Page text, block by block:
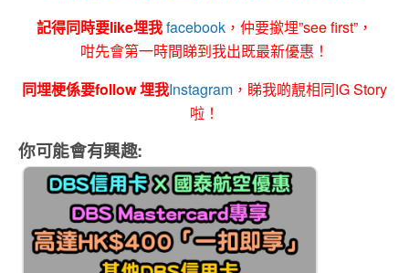
記得同時要like埋我facebook ，仲要撳埋”see first”，
咁先會第一時間睇到我出既最新優惠！
同埋梗係要follow 埋我Instagram ，睇我啲靚相同IG Story
啦！
你可能會有興趣: